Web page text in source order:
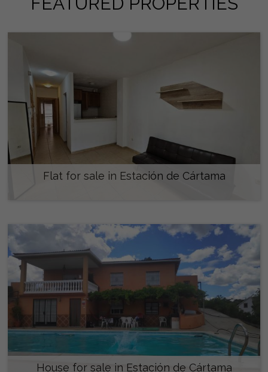
Flat for sale in Estación de Cártama
House for sale in Estación de Cártama